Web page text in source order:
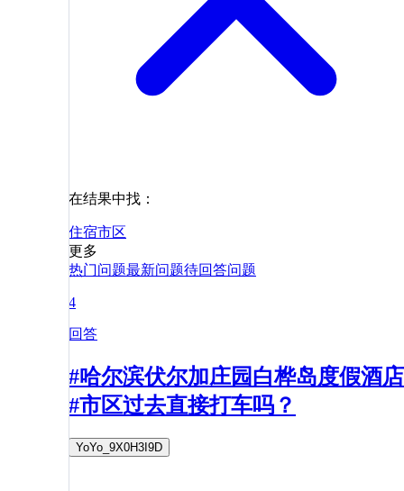
在结果中找：
住宿市区
更多
热门问题最新问题待回答问题
4
回答
#哈尔滨伏尔加庄园白桦岛度假酒店
#市区过去直接打车吗？
YoYo_9X0H3I9D